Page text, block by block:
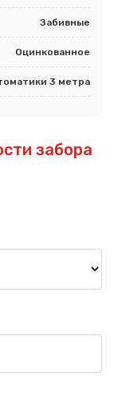
Забивные
Оцинкованное
3 метра
забора